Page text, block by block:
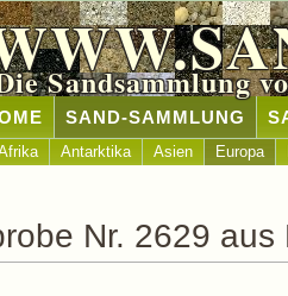
Sandsammlung
SAND-SAMMLUNG
Antarktika Asien Europa
Nr. 2629 aus